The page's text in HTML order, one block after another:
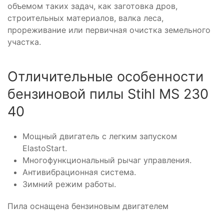
объемом таких задач, как заготовка дров,
строительных материалов, валка леса,
прореживание или первичная очистка земельного
участка.
Отличительные особенности
бензиновой пилы Stihl MS 230
40
Мощный двигатель с легким запуском
ElastoStart.
Многофункциональный рычаг управления.
Антивибрационная система.
Зимний режим работы.
Пила оснащена бензиновым двигателем